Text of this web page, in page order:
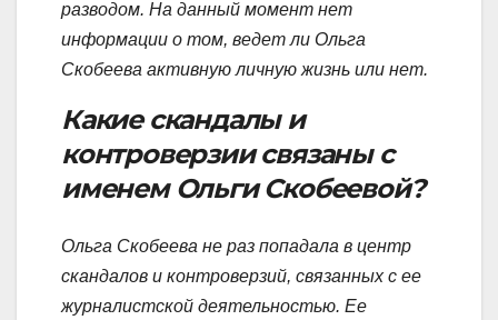
разводом. На данный момент нет
информации о том, ведет ли Ольга
Скобеева активную личную жизнь или нет.
Какие скандалы и
контроверзии связаны с
именем Ольги Скобеевой?
Ольга Скобеева не раз попадала в центр
скандалов и контроверзий, связанных с ее
журналистской деятельностью. Ее